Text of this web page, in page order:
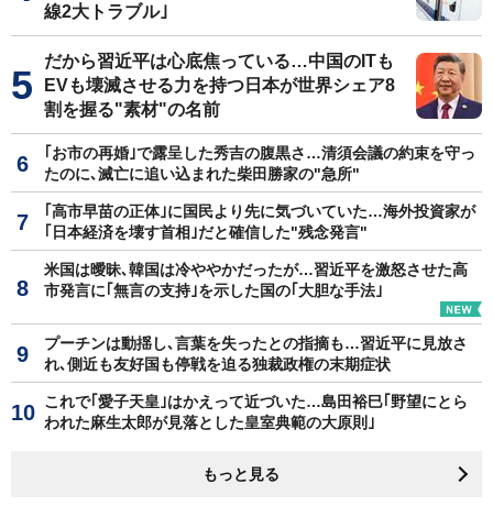
線2大トラブル｣
だから習近平は心底焦っている…中国のITも
EVも壊滅させる力を持つ日本が世界シェア8
割を握る"素材"の名前
｢お市の再婚｣で露呈した秀吉の腹黒さ…清須会議の約束を守っ
たのに､滅亡に追い込まれた柴田勝家の"急所"
｢高市早苗の正体｣に国民より先に気づいていた…海外投資家が
｢日本経済を壊す首相｣だと確信した"残念発言"
米国は曖昧､韓国は冷ややかだったが…習近平を激怒させた高
市発言に｢無言の支持｣を示した国の｢大胆な手法｣
プーチンは動揺し､言葉を失ったとの指摘も…習近平に見放さ
れ､側近も友好国も停戦を迫る独裁政権の末期症状
これで｢愛子天皇｣はかえって近づいた…島田裕巳｢野望にとら
われた麻生太郎が見落とした皇室典範の大原則｣
もっと見る